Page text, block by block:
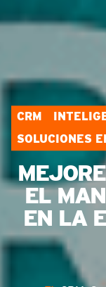
CRM
SOLUCIONES
EL
EN LA